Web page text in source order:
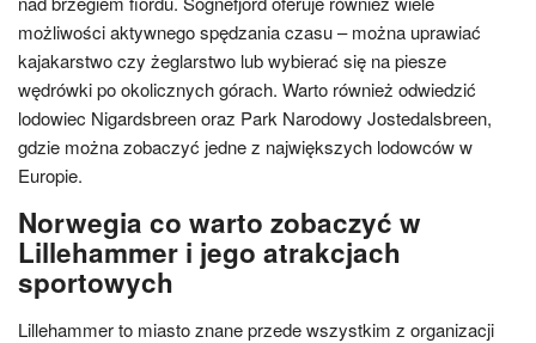
możliwości aktywnego spędzania czasu – można uprawiać
kajakarstwo czy żeglarstwo lub wybierać się na piesze
wędrówki po okolicznych górach. Warto również odwiedzić
lodowiec Nigardsbreen oraz Park Narodowy Jostedalsbreen,
gdzie można zobaczyć jedne z największych lodowców w
Europie.
Norwegia co warto zobaczyć w
Lillehammer i jego atrakcjach
sportowych
Lillehammer to miasto znane przede wszystkim z organizacji